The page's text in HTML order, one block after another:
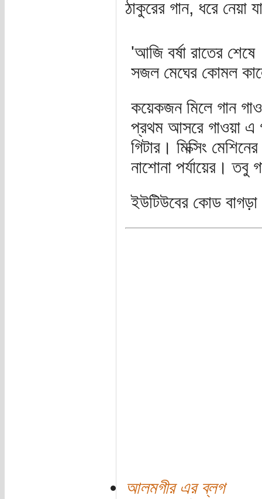
ঠাকুরের গান, ধরে
'আজি বর্ষা রাতের শেষে
সজল মেঘের কোমল
কয়েকজন মিলে গান
প্রথম আসরে গাওয়া এ
গিটার। মিক্সিং
নাশোনা পর্যায়ের। তবু
ইউটিউবের কোড
আলমগীর এর ব্লগ